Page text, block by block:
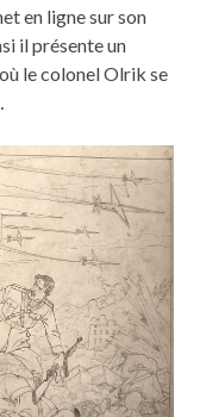
en ligne sur son
il présente un
le colonel Olrik se